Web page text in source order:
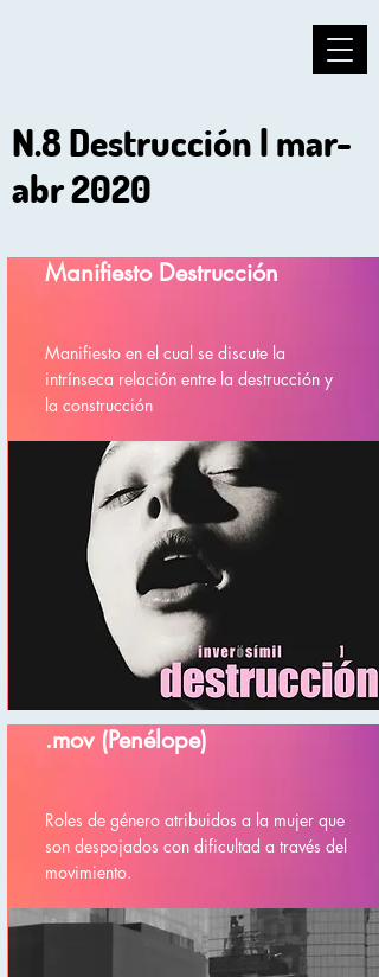
N.8 Destrucción | mar-
abr 2020
Manifiesto Destrucción
Manifiesto en el cual se discute la
intrínseca relación entre la destrucción y
la construcción
.mov (Penélope)
Roles de género atribuidos a la mujer que
son despojados con dificultad a través del
movimiento.